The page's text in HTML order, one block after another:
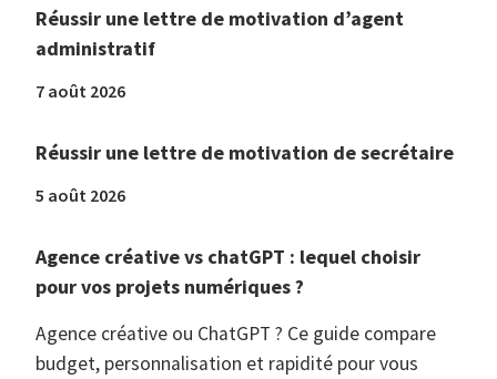
Réussir une lettre de motivation d’agent
administratif
7 août 2026
Réussir une lettre de motivation de secrétaire
5 août 2026
Agence créative vs chatGPT : lequel choisir
pour vos projets numériques ?
Agence créative ou ChatGPT ? Ce guide compare
budget, personnalisation et rapidité pour vous